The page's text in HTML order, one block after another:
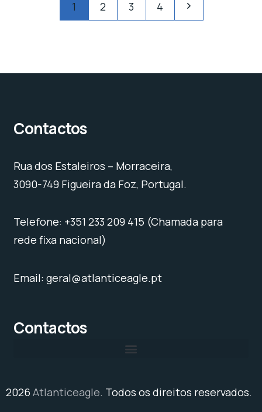
1 2 3 4
Contactos
Rua dos Estaleiros – Morraceira,
3090-749 Figueira da Foz, Portugal.
Telefone: +351 233 209 415 (Chamada para
rede fixa nacional)
Email: geral@atlanticeagle.pt
Contactos
2026 Atlanticeagle. Todos os direitos reservados.